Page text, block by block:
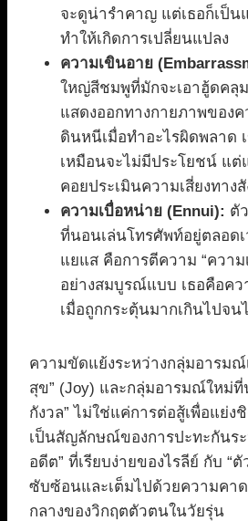
จะดูน่ารำคาญ แต่เธอก็เป็
ทำให้เกิดการเปลี่ยนแปลง
ความเขินอาย
ใหญ่สีชมพูที่มักจะเอาฮู้ดคลุ
แสดงออกทางกายภาพของ
ดินหนีเมื่อทำอะไรผิดพลาด
เหมือนจะไม่มีประโยชน์ แต่
คอยประเมินความเสี่ยงทาง
ความเบื่อหน่าย (Ennui): ตั
ที่นอนเล่นโทรศัพท์อยู่ตลอด
แยแส คือการตีความ “ความ
อย่างสมบูรณ์แบบ เธอคือค
เมื่อถูกกระตุ้นมากเกินไปจน
ความขัดแย้งระหว่างกลุ่มอารมณ์
สุข” (Joy) และกลุ่มอารมณ์ใหม่ที่
กังวล” ไม่ใช่แค่การต่อสู้เพื่อแย่ง
เป็นสัญลักษณ์ของการปะทะกันร
อดีต” ที่เรียบง่ายของไรลีย์ กับ “
ซับซ้อนและเต็มไปด้วยความคา
กลางของวิกฤตตัวตนในวัยรุ่น